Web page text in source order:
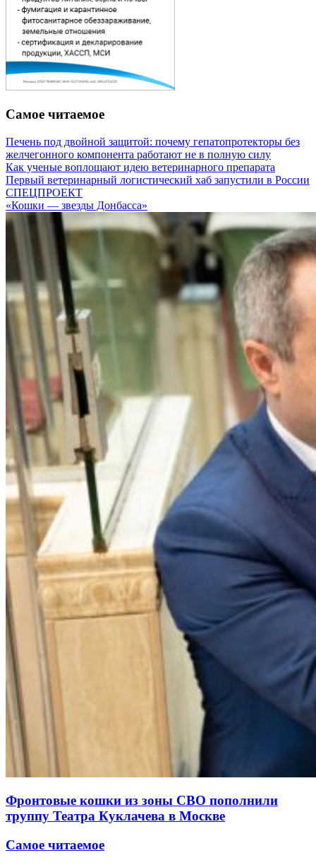
Самое читаемое
Печень под двойной защитой: почему гепатопротекторы без
желчегонного компонента работают не в полную силу
Как ученые воплощают идею ветеринарного препарата
Первый ветеринарный логистический хаб запустили в России
СПЕЦПРОЕКТ
«Кошки — звезды Донбасса»
Фронтовые кошки из зоны СВО пополнили
труппу Театра Куклачева в Москве
Самое читаемое